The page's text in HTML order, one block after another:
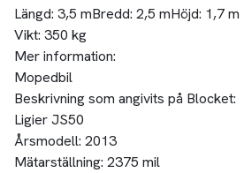
Längd: 3,5 mBredd: 2,5 mHöjd: 1,7 m
Vikt: 350 kg
Mer information:
Mopedbil
Beskrivning som angivits på Blocket:
Ligier JS50
Årsmodell: 2013
Mätarställning: 2375 mil